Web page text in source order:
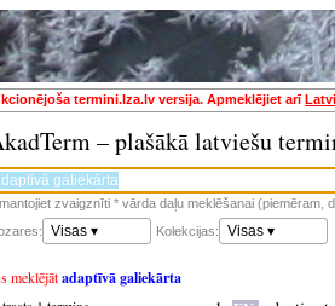
termini.lza.lv versija. Apmeklējiet arī
– plašākā latviešu
zvaigznīti * vārda daļu meklēšanai (piemēram,
Visas ▾ Kolekcijas: Visas ▾
meklējātadaptīvā galiekārta